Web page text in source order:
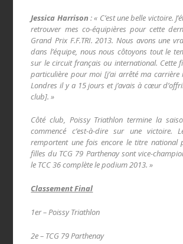
Jessica Harrison : « C’est une belle victoire.
retrouver mes co-équipières pour cette
Grand Prix F.F.TRI. 2013. Nous avons une
dans l’équipe, nous nous côtoyons tout le
sur le circuit français ou international. Cette
particulière pour moi [j’ai arrêté ma carrière
Londres il y a 15 jours et j’avais à cœur
club]. »
Côté club, Poissy Triathlon termine la
commencé c’est-à-dire sur une victoire.
remportent une fois encore le titre national
filles du TCG 79 Parthenay sont vice-
le TCC 36 complète le podium 2013. »
Classement Final
1er – Poissy Triathlon
2e – TCG 79 Parthenay